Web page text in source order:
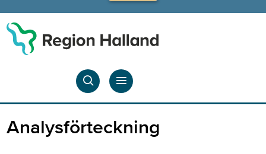
Analysförteckning